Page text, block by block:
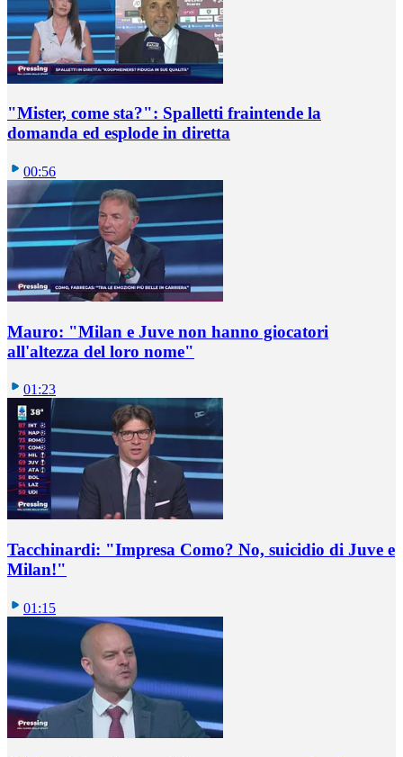
"Mister, come sta?": Spalletti fraintende la
domanda ed esplode in diretta
00:56
Mauro: "Milan e Juve non hanno giocatori
all'altezza del loro nome"
01:23
Tacchinardi: "Impresa Como? No, suicidio di Juve e
Milan!"
01:15